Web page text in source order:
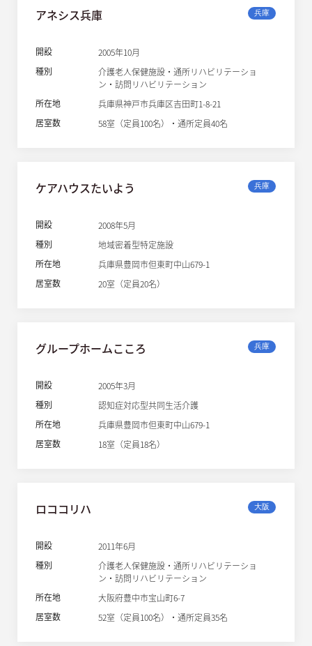
アネシス兵庫 兵庫
開設
2005年10月
種別
介護老人保健施設・通所リハビリテーショ
ン・訪問リハビリテーション
所在地
兵庫県神戸市兵庫区吉田町1-8-21
居室数
58室（定員100名）・通所定員40名
ケアハウスたいよう 兵庫
開設
2008年5月
種別
地域密着型特定施設
所在地
兵庫県豊岡市但東町中山679-1
居室数
20室（定員20名）
グループホームこころ 兵庫
開設
2005年3月
種別
認知症対応型共同生活介護
所在地
兵庫県豊岡市但東町中山679-1
居室数
18室（定員18名）
ロココリハ 大阪
開設
2011年6月
種別
介護老人保健施設・通所リハビリテーショ
ン・訪問リハビリテーション
所在地
大阪府豊中市宝山町6-7
居室数
52室（定員100名）・通所定員35名